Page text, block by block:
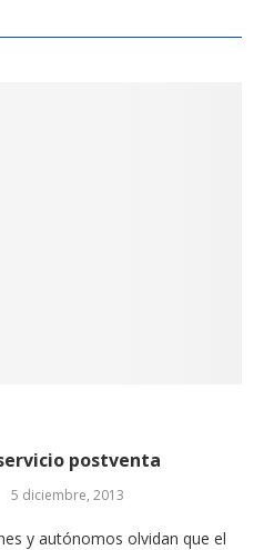
postventa
5 diciembre, 2013
y autónomos olvidan que el